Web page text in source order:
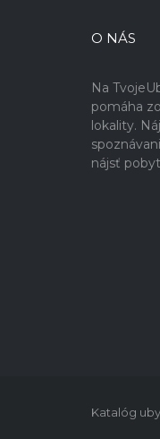
O NÁS
Na
pomáha
lokality.
nájsť
Katalóg